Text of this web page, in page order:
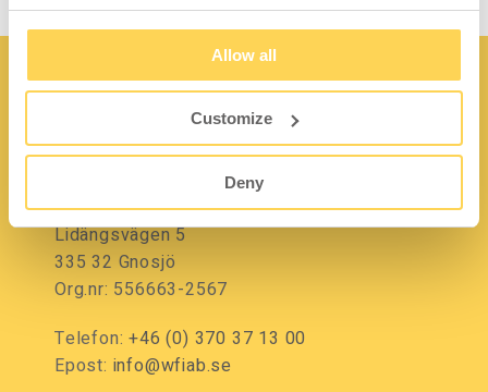
Allow all
Customize
Deny
Lidängsvägen 5
335 32 Gnosjö
Org.nr: 556663-2567
Telefon:+46 (0) 370 37 13 00
Epost: info@wfiab.se